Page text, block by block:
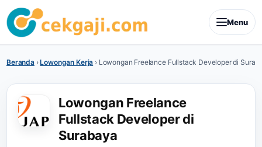
Menu
Beranda›Lowongan Kerja › Lowongan Freelance Fullstack Developer di
Lowongan Freelance
Fullstack Developer di
Surabaya